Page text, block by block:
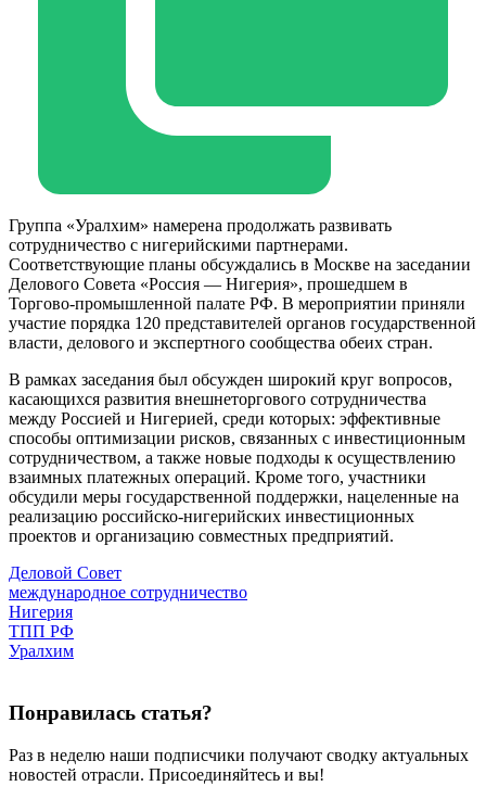
Группа «Уралхим» намерена продолжать развивать
сотрудничество с нигерийскими партнерами.
Соответствующие планы обсуждались в Москве на заседании
Делового Совета «Россия — Нигерия», прошедшем в
Торгово-промышленной палате РФ. В мероприятии приняли
участие порядка 120 представителей органов государственной
власти, делового и экспертного сообщества обеих стран.
В рамках заседания был обсужден широкий круг вопросов,
касающихся развития внешнеторгового сотрудничества
между Россией и Нигерией, среди которых: эффективные
способы оптимизации рисков, связанных с инвестиционным
сотрудничеством, а также новые подходы к осуществлению
взаимных платежных операций. Кроме того, участники
обсудили меры государственной поддержки, нацеленные на
реализацию российско-нигерийских инвестиционных
проектов и организацию совместных предприятий.
Деловой Совет
международное сотрудничество
Нигерия
ТПП РФ
Уралхим
Понравилась статья?
Раз в неделю наши подписчики получают сводку актуальных
новостей отрасли. Присоединяйтесь и вы!